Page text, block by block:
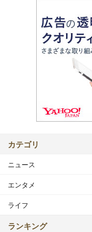
カテゴリ
ニュース
エンタメ
ライフ
ランキング